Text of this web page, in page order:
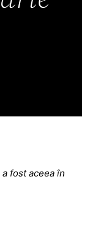
fost aceea în